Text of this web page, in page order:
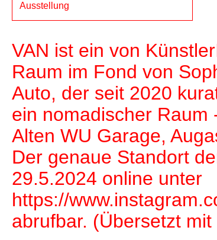
Ausstellung
VAN ist ein von
Raum im Fond von
Auto, der seit 2020
ein nomadischer Raum
Alten WU Garage,
Der genaue Standort
29.5.2024 online unter
https://
abrufbar. (Übersetzt mit